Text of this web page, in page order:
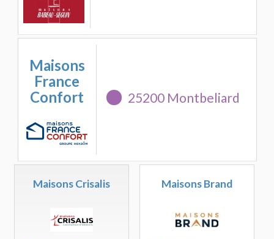
Maisons
France
Confort
25200 Montbeliard
Maisons Crisalis Maisons Brand